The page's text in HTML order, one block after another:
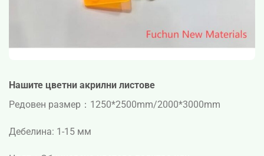
Нашите цветни акрилни листове
Редовен размер： 1250*2500mm/2000*3000mm
Дебелина: 1-15 мм